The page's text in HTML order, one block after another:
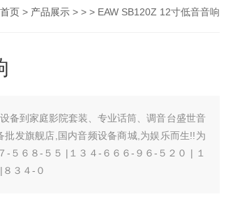
页 > 产品展示 > > > EAW SB120Z 12寸低音音响
备到家庭影院套装、专业话筒、调音台盛世音
发旗舰店,国内音频设备商城,为娱乐而生!!为
５６８-５５ |１３４-６６６-９６-５２０ | １
３４-０